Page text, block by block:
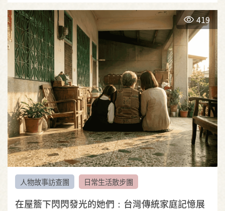
419
人物故事訪查團 日常生活散步團
在屋簷下閃閃發光的她們：台灣傳統家庭記憶展